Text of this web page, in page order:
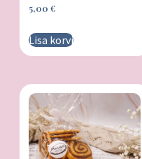
5,00 €
Lisa korvi